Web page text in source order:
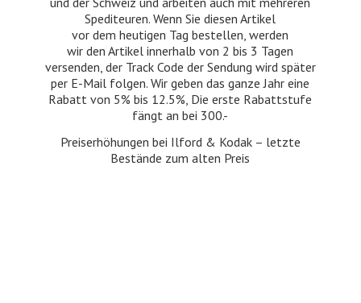
Spediteuren. Wenn Sie diesen Artikel
vor dem heutigen Tag bestellen, werden
wir den Artikel innerhalb von 2 bis 3 Tagen
versenden, der Track Code der Sendung wird später
per E-Mail folgen. Wir geben das ganze Jahr eine
Rabatt von 5% bis 12.5%, Die erste Rabattstufe
fängt an bei 300.-
Preiserhöhungen bei Ilford & Kodak – letzte
Bestände zumalten Preis